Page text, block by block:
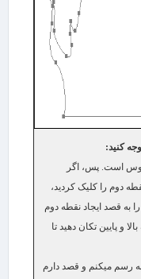
کنید:
است. پس، اگر
دوم را کلیک کردید،
به قصد ایجاد نقطه دوم
و پایین تکان دهید تا
به رسم می​کنم و قصد دارم